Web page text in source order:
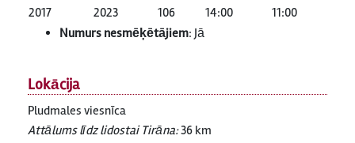
2017 2023 106 14:00 11:00
Numurs nesmēķētājiem: Jā
Lokācija
Pludmales viesnīca
Attālums līdz lidostai Tirāna:36 km